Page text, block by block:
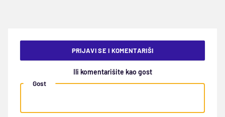
PRIJAVI SE I KOMENTARIŠI
Ili komentarišite kao gost
Gost